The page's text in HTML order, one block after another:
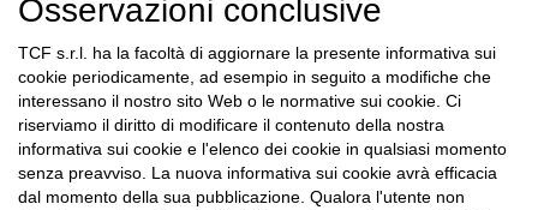
Osservazioni conclusive
TCF s.r.l. ha la facoltà di aggiornare la presente informativa sui
cookie periodicamente, ad esempio in seguito a modifiche che
interessano il nostro sito Web o le normative sui cookie. Ci
riserviamo il diritto di modificare il contenuto della nostra
informativa sui cookie e l'elenco dei cookie in qualsiasi momento
senza preavviso. La nuova informativa sui cookie avrà efficacia
dal momento della sua pubblicazione. Qualora l'utente non